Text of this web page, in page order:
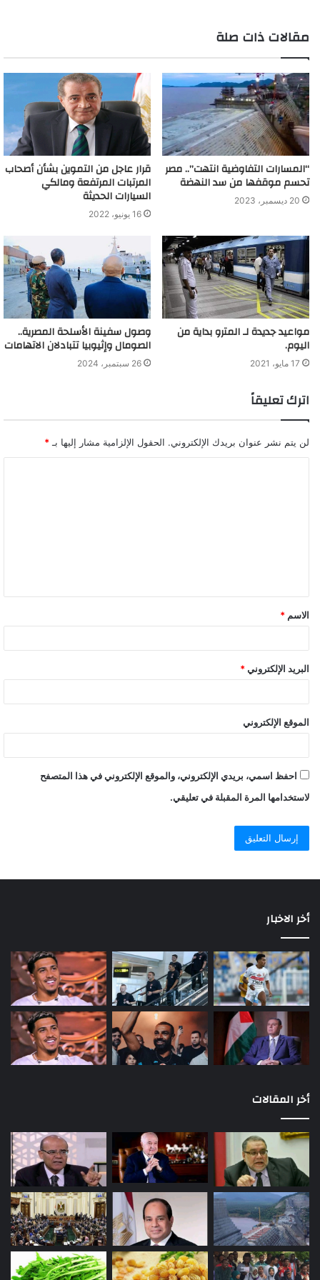
الجمهورية، ومتابعة الموقف أولاً بأول بشأن فيروس “كورونا المستجد”،
واتخاذ كافة الإجراءات الوقائية اللازمة ضد أي فيروسات أو أمراض
معدية، كما قاما الوزارة بتخصيص عدد من وسائل التواصل لتلقي
استفسارات المواطنين بشأن فيروس كورونا المستجد والأمراض
المعدية، منها الخط الساخن “105”، و”15335″ ورقم الواتساب
“01553105105”، بالإضافة إلى تطبيق “صحة مصر” المتاح على
الهواتف.
الصحة: خروج 380 من المصابين بفيروس كورونا من
مقالات ذات صلة
“المسارات التفاوضية انتهت”.. مصر
تحسم موقفها من سد النهضة
20 ديسمبر، 2023
قرار عاجل من التموين بشأن أصحاب
المرتبات المرتفعة ومالكي
السيارات الحديثة
16 يونيو، 2022
مواعيد جديدة لـ المترو بداية من
اليوم.
17 مايو، 2021
وصول سفينة الأسلحة المصرية..
الصومال وإثيوبيا تتبادلان الاتهامات
26 سبتمبر، 2024
اترك تعليقاً
لن يتم نشر عنوان بريدك الإلكتروني. الحقول الإلزامية مشار إليها بـ *
الاسم *
البريد الإلكتروني *
الموقع الإلكتروني
احفظ اسمي، بريدي الإلكتروني، والموقع الإلكتروني في هذا المتصفح
لاستخدامها المرة المقبلة في تعليقي.
أخر الاخبار
أخر المقالات